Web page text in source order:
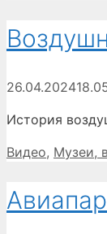
26.04.2024
История
Рубрики
Видео, Музеи,